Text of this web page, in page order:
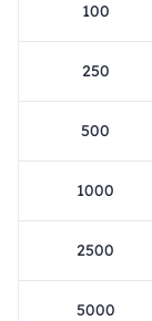
100
250
500
1000
2500
5000